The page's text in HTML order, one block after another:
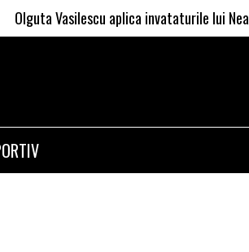
Vasilescu aplica invataturile lui Nea